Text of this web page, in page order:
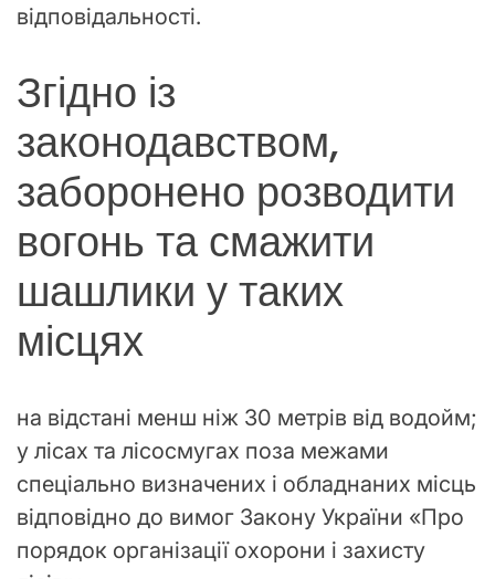
відповідальності.
Згідно із
законодавством,
заборонено розводити
вогонь та смажити
шашлики у таких
місцях
на відстані менш ніж 30 метрів від водойм;
у лісах та лісосмугах поза межами
спеціально визначених і обладнаних місць
відповідно до вимог Закону України «Про
порядок організації охорони і захисту